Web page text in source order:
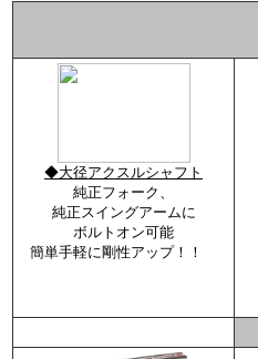
◆大径アクスルシャフト
純正フォーク、
純正スイングアームに
ボルトオン可能
簡単手軽に剛性アップ！！